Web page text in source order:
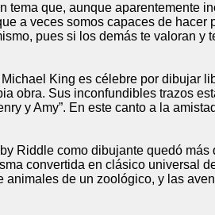
tema que, aunque aparentemente
a veces somos capaces de hacer
pues si los demás te valoran y
King es célebre por dibujar
obra. Sus inconfundibles trazos
y Amy”. En este canto a la
Riddle como dibujante quedó más
convertida en clásico universal
de un zoológico, y las